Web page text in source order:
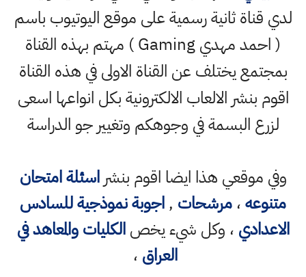
لدي قناة ثانية رسمية على موقع اليوتيوب باسم
( احمد مهدي Gaming ) مهتم بهذه القناة
بمجتمع يختلف عن القناة الاولى في هذه القناة
اقوم بنشر الالعاب الالكترونية بكل انواعها اسعى
لزرع البسمة في وجوهكم وتغيير جو الدراسة
وفي موقعي هذا ايضا اقوم بنشراسئلة امتحان
متنوعه،مرشحات ,اجوبة نموذجية للسادس
الاعدادي ، وكل شيء يخصالكليات والمعاهد في
العراق ،